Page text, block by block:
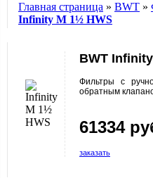
Главная страница » BWT »
Infinity M 1½ HWS
BWT
Фильтры с
обратным
61334
заказать